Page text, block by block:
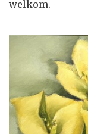
welkom.